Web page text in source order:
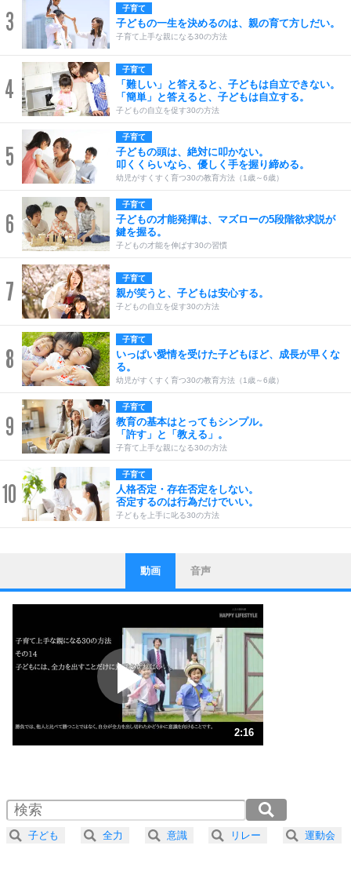
3 子育て
子どもの一生を決めるのは、親の育て方しだい。
子育て上手な親になる30の方法
4
子育て
「難しい」と答えると、子どもは自立できない。
「簡単」と答えると、子どもは自立する。
子どもの自立を促す30の方法
5
子育て
子どもの頭は、絶対に叩かない。
叩くくらいなら、優しく手を握り締める。
幼児がすくすく育つ30の教育方法（1歳～6歳）
6
子育て
子どもの才能発揮は、マズローの5段階欲求説が
鍵を握る。
子どもの才能を伸ばす30の習慣
7 子育て
親が笑うと、子どもは安心する。
子どもの自立を促す30の方法
8
子育て
いっぱい愛情を受けた子どもほど、成長が早くな
る。
幼児がすくすく育つ30の教育方法（1歳～6歳）
9
子育て
教育の基本はとってもシンプル。
「許す」と「教える」。
子育て上手な親になる30の方法
10
子育て
人格否定・存在否定をしない。
否定するのは行為だけでいい。
子どもを上手に叱る30の方法
1
ストレス対策
他人と比べない。
いっそのこと、他人を見ない。
いらいらしない人になる30の方法
プラス思考
ポジティブになれない原因は、行動しないから。
ポジティブ思考になる30の方法
ストレス対策
人生、なんとかなるもの。
気楽に生きる30の方法
4 器の大きい人は、怒りを優しさで表現する。
プラス思考
動画 音声
2:16
2.0倍速 （268KB 1分8秒）
2.5倍速 （214KB 54秒）
3.0倍速 （179KB 45秒）
子ども 全力 意識 リレー 運動会